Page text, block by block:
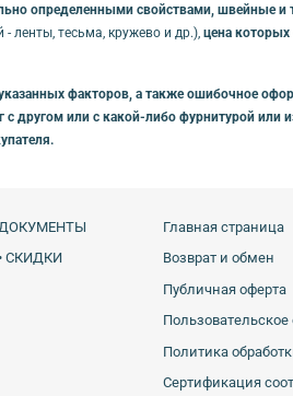
определенными свойствами, швейные
ленты, тесьма, кружево и др.), цена которых
факторов, а также ошибочное
с другом или с какой-либо фурнитурой
СКИДКИ
Главная страница
Возврат и обмен
Публичная оферта
Политика
Сертификация